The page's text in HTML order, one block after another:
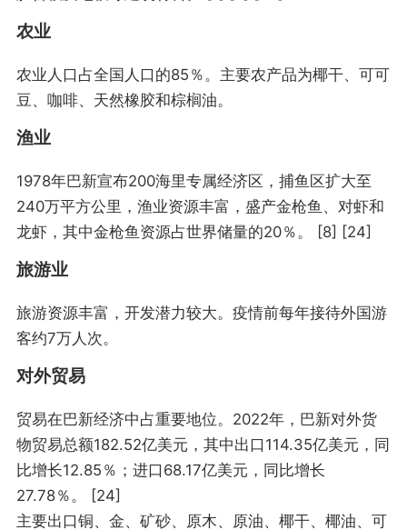
农业
农业人口占全国人口的85％。主要农产品为椰干、可可
豆、咖啡、天然橡胶和棕榈油。
渔业
1978年巴新宣布200海里专属经济区，捕鱼区扩大至
240万平方公里，渔业资源丰富，盛产金枪鱼、对虾和
龙虾，其中金枪鱼资源占世界储量的20％。 [8] [24]
旅游业
旅游资源丰富，开发潜力较大。疫情前每年接待外国游
客约7万人次。
对外贸易
贸易在巴新经济中占重要地位。2022年，巴新对外货
物贸易总额182.52亿美元，其中出口114.35亿美元，同
比增长12.85％；进口68.17亿美元，同比增长
27.78％。 [24]
主要出口铜、金、矿砂、原木、原油、椰干、椰油、可